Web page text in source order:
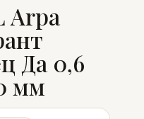
Arpa
Да 0,6
мм